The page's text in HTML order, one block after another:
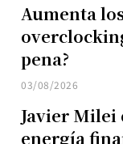
Aumenta
pena?
03/08/2026
Javier Milei
energía